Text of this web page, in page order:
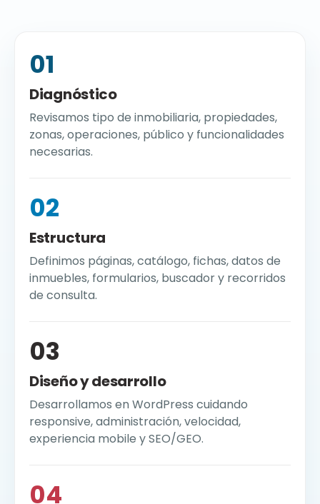
01
Diagnóstico
Revisamos tipo de inmobiliaria, propiedades,
zonas, operaciones, público y funcionalidades
necesarias.
02
Estructura
Definimos páginas, catálogo, fichas, datos de
inmuebles, formularios, buscador y recorridos
de consulta.
03
Diseño y desarrollo
Desarrollamos en WordPress cuidando
responsive, administración, velocidad,
experiencia mobile y SEO/GEO.
04